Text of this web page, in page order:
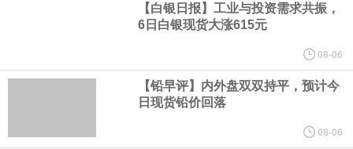
股价下跌超过10%。
WPP股价料创1992年以来最大单日涨幅，上涨25%至11个月高位。
谷歌规划的印度数据中心枢纽建设工作正在如火如荼推进，项目所
在地上方的山坡已经被开挖，露出赤红土层，并修出层层台地。但
【白银日报】工业与投资需求共振，
6日白银现货大涨615元
08-06
【铅早评】内外盘双双持平，预计今
日现货铅价回落
08-06